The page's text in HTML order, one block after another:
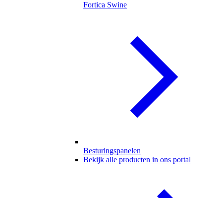
Fortica Swine
Besturingspanelen
Bekijk alle producten in ons portal